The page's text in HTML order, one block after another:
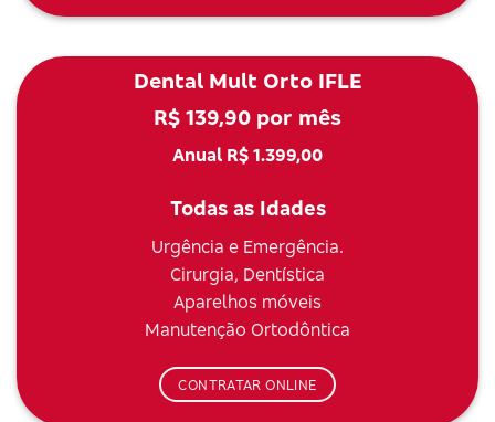
Dental Mult Orto IFLE
R$ 139,90 por mês
Anual R$ 1.399,00
Todas as Idades
Urgência e Emergência.
Cirurgia, Dentística
Aparelhos móveis
Manutenção Ortodôntica
CONTRATAR ONLINE